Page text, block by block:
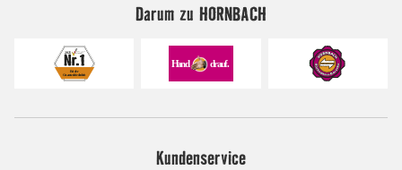
Darum zu HORNBACH
Kundenservice